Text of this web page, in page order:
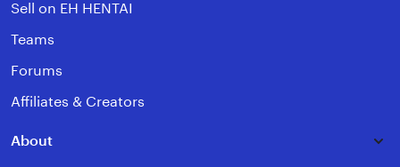
Sell on EH HENTAI
Teams
Forums
Affiliates & Creators
About